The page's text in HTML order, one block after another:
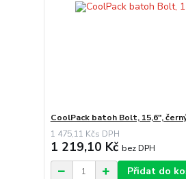
CoolPack batoh Bolt, 15,6",
1 475,11 Kč
1 219,10 Kč bez DPH
Přidat do